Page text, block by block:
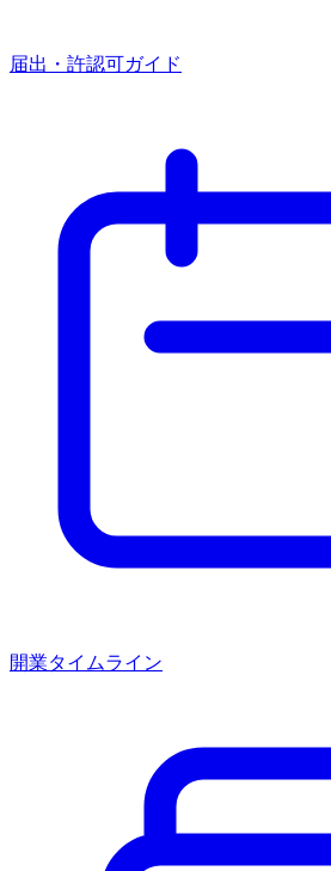
届出・許認可ガイド
開業タイムライン